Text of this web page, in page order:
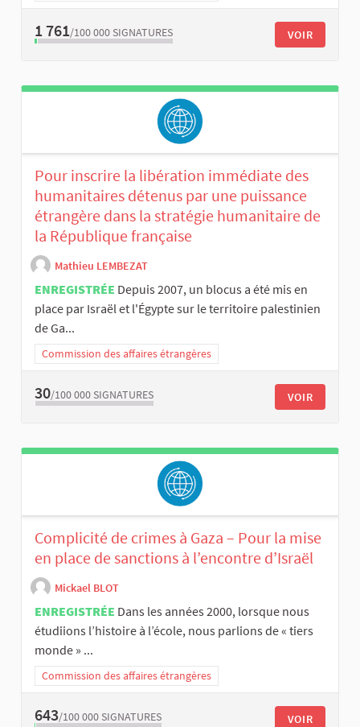
1 761/100 000 SIGNATURES VOIR
Pour inscrire la libération immédiate des
humanitaires détenus par une puissance
étrangère dans la stratégie humanitaire de
la République française
Mathieu LEMBEZAT
ENREGISTRÉE Depuis 2007, un blocus a été mis en
place par Israël et l'Égypte sur le territoire palestinien
de Ga...
Commission des affaires étrangères
30/100 000 SIGNATURES VOIR
Complicité de crimes à Gaza – Pour la mise
en place de sanctions à l’encontre d’Israël
Mickael BLOT
ENREGISTRÉE Dans les années 2000, lorsque nous
étudiions l’histoire à l’école, nous parlions de « tiers
monde » ...
Commission des affaires étrangères
643/100 000 SIGNATURES VOIR